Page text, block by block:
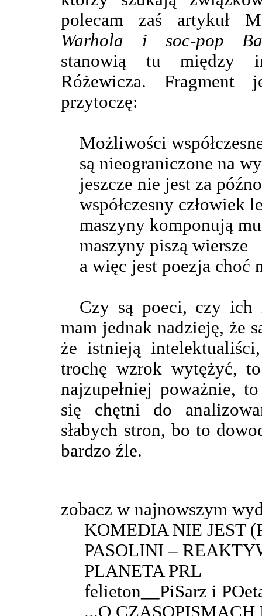
polecam zaś artykuł
Warhola i soc-pop
stanowią tu między
Różewicza. Fragment
przytoczę:
Możliwości
są nieograniczone na
jeszcze nie jest za późno
współczesny człowiek
maszyny komponują
maszyny piszą wiersze
a więc jest poezja choć
Czy są poeci, czy ich
mam jednak nadzieję, że
że istnieją
trochę wzrok wytężyć,
najzupełniej poważnie,
się chętni do
słabych stron, bo to
bardzo źle.
zobacz w najnowszym
KOMEDIA NIE JEST
PASOLINI –
PLANETA PRL
felieton__PiSarz i
...O